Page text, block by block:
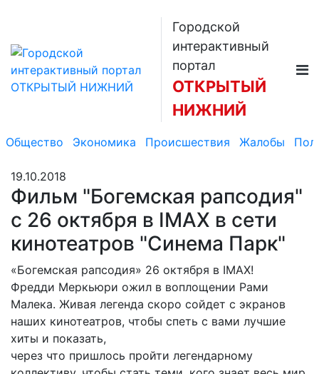
Городской
интерактивный
портал
ОТКРЫТЫЙ
НИЖНИЙ
Общество Экономика Происшествия Жалобы
19.10.2018
Фильм "Богемская рапсодия"
с 26 октября в IMAX в сети
кинотеатров "Синема Парк"
«Богемская рапсодия» 26 октября в IMAX!
Фредди Меркьюри ожил в воплощении Рами
Малека. Живая легенда скоро сойдет с экранов
наших кинотеатров, чтобы спеть с вами лучшие
хиты и показать,
через что пришлось пройти легендарному